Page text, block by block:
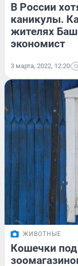
В России
каникулы.
жителях
экономист
3 марта, 2022, 12:20
ЖИВОТНЫЕ
Кошечки